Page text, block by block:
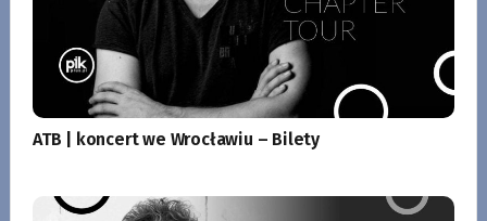
ATB | koncert we Wrocławiu – Bilety